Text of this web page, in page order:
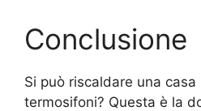
Conclusione
Si può riscaldare una
termosifoni? Questa è la